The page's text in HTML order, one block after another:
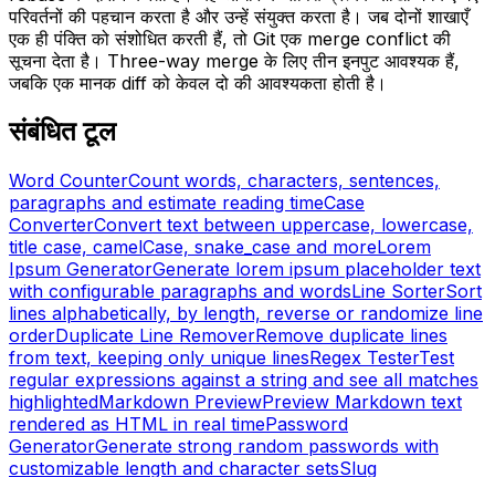
परिवर्तनों की पहचान करता है और उन्हें संयुक्त करता है। जब दोनों शाखाएँ
एक ही पंक्ति को संशोधित करती हैं, तो Git एक merge conflict की
सूचना देता है। Three-way merge के लिए तीन इनपुट आवश्यक हैं,
जबकि एक मानक diff को केवल दो की आवश्यकता होती है।
संबंधित टूल
Word CounterCount words, characters, sentences,
paragraphs and estimate reading timeCase
ConverterConvert text between uppercase, lowercase,
title case, camelCase, snake_case and moreLorem
Ipsum GeneratorGenerate lorem ipsum placeholder text
with configurable paragraphs and wordsLine SorterSort
lines alphabetically, by length, reverse or randomize line
orderDuplicate Line RemoverRemove duplicate lines
from text, keeping only unique linesRegex TesterTest
regular expressions against a string and see all matches
highlightedMarkdown PreviewPreview Markdown text
rendered as HTML in real timePassword
GeneratorGenerate strong random passwords with
customizable length and character setsSlug